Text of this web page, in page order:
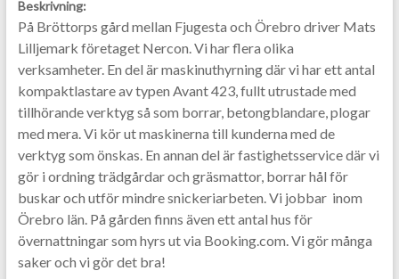
Beskrivning:
På Bröttorps gård mellan Fjugesta och Örebro driver Mats
Lilljemark företaget Nercon. Vi har flera olika
verksamheter. En del är maskinuthyrning där vi har ett antal
kompaktlastare av typen Avant 423, fullt utrustade med
tillhörande verktyg så som borrar, betongblandare, plogar
med mera. Vi kör ut maskinerna till kunderna med de
verktyg som önskas. En annan del är fastighetsservice där vi
gör i ordning trädgårdar och gräsmattor, borrar hål för
buskar och utför mindre snickeriarbeten. Vi jobbar inom
Örebro län. På gården finns även ett antal hus för
övernattningar som hyrs ut via Booking.com. Vi gör många
saker och vi gör det bra!